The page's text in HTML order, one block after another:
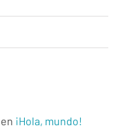
en ¡Hola, mundo!